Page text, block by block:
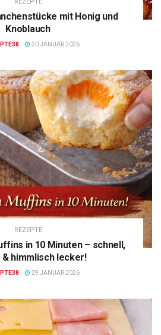
REZEPTE
mit Honig und
Knoblauch
30 JANUAR 2026
REZEPTE
in 10 Minuten – schnell,
himmlisch lecker!
29 JANUAR 2026